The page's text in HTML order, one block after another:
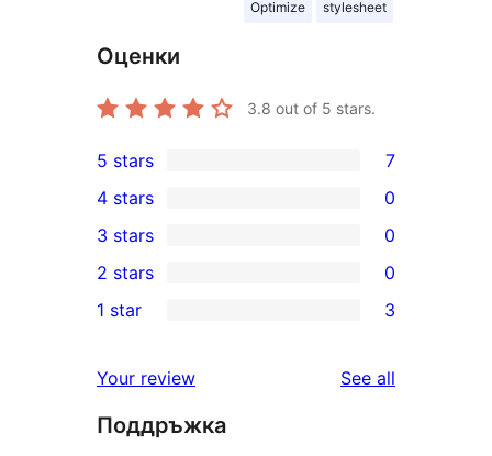
Optimize stylesheet
Оценки
3.8 out of 5 stars.
7
5-
star
reviews
5 stars 7
4-
star
reviews
4 stars 0
0
3-
star
3 stars 0
2-
reviews
2 stars 0
star
reviews
1 star 3
Your review See all
Поддръжка